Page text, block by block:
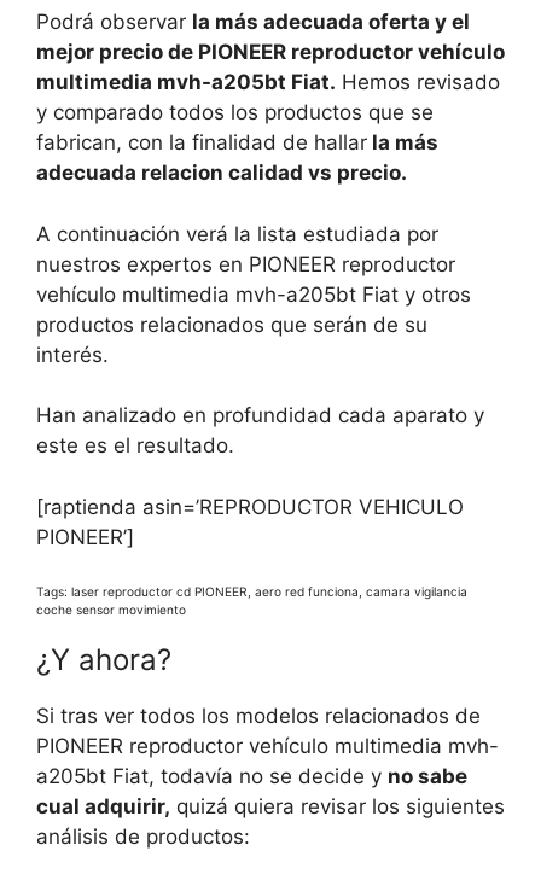
Podrá observar la más adecuada oferta y el
mejor precio de PIONEER reproductor vehículo
multimedia mvh-a205bt Fiat. Hemos revisado
y comparado todos los productos que se
fabrican, con la finalidad de hallar la más
adecuada relacion calidad vs precio.
A continuación verá la lista estudiada por
nuestros expertos en PIONEER reproductor
vehículo multimedia mvh-a205bt Fiat y otros
productos relacionados que serán de su
interés.
Han analizado en profundidad cada aparato y
este es el resultado.
[raptienda asin=’REPRODUCTOR VEHICULO
PIONEER’]
Tags: laser reproductor cd PIONEER, aero red funciona, camara vigilancia
coche sensor movimiento
¿Y ahora?
Si tras ver todos los modelos relacionados de
PIONEER reproductor vehículo multimedia mvh-
a205bt Fiat, todavía no se decide y no sabe
cual adquirir, quizá quiera revisar los siguientes
análisis de productos: